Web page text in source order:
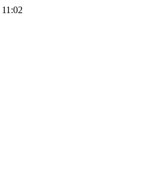
11:02